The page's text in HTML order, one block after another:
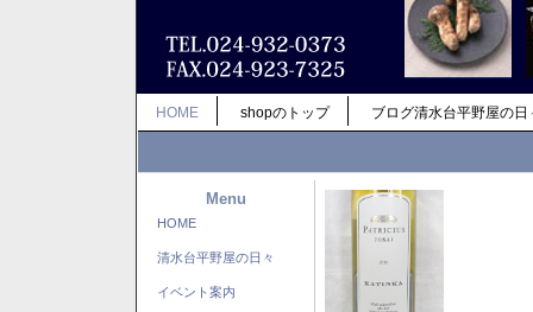
HOME shopのトップ ブログ清水台平野屋の日
Menu
HOME
清水台平野屋の日々
イベント案内